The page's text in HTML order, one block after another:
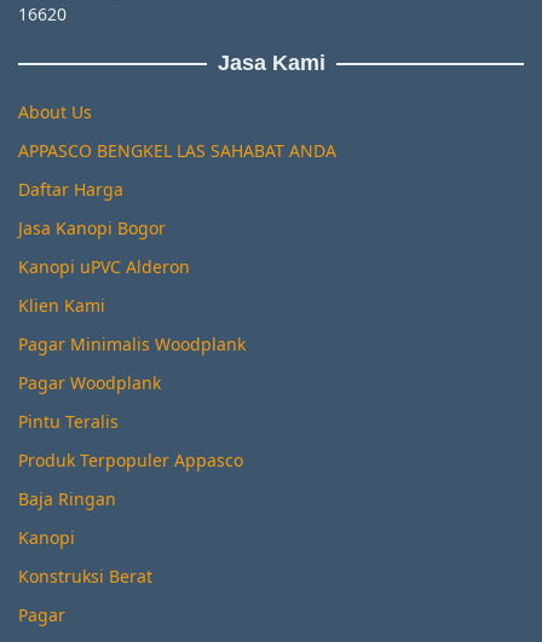
16620
Jasa Kami
About Us
APPASCO BENGKEL LAS SAHABAT ANDA
Daftar Harga
Jasa Kanopi Bogor
Kanopi uPVC Alderon
Klien Kami
Pagar Minimalis Woodplank
Pagar Woodplank
Pintu Teralis
Produk Terpopuler Appasco
Baja Ringan
Kanopi
Konstruksi Berat
Pagar